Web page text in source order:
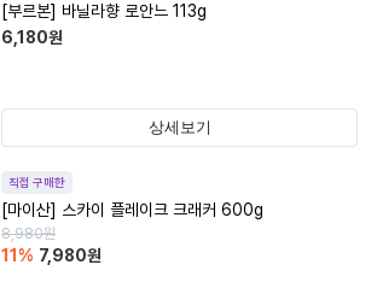
[부르본] 바닐라향 로안느 113g
6,180원
상세보기
직접 구매한
[마이산] 스카이 플레이크 크래커 600g
8,980원
11 % 7,980원